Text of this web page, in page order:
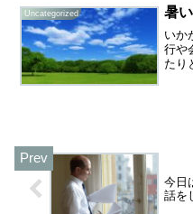
も多
多い
Uncategorized 暑
いか
行や
たり
今日
話を